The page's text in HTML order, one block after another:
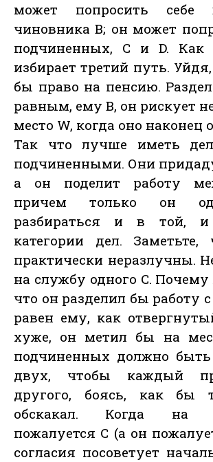
может попросить
чиновника В; он может
подчиненных, С и D. Как
избирает третий путь.
бы право на пенсию.
равным, ему В, он рискует
место W, когда оно наконец
Так что лучше иметь
подчиненными. Они
а он поделит работу
причем только он
разбираться и в той,
категории дел.
практически неразлучны.
на службу одного С.
что он разделил бы работу
равен ему, как
хуже, он метил бы на
подчиненных должно
двух, чтобы каждый
другого, боясь, как бы
обскакал. Когда на
пожалуется С (а он
согласия посоветует